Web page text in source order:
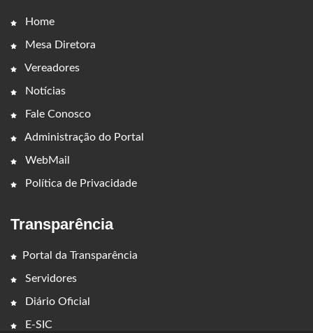
Home
Mesa Diretora
Vereadores
Notícias
Fale Conosco
Administração do Portal
WebMail
Política de Privacidade
Transparência
Portal da Transparência
Servidores
Diário Oficial
E-SIC